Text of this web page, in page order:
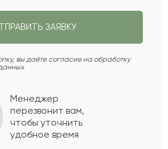
Показать еще
ЗАЯВКУ
вы даёте согласие на обработку
Менеджер
перезвонит вам,
чтобы уточнить
удобное время